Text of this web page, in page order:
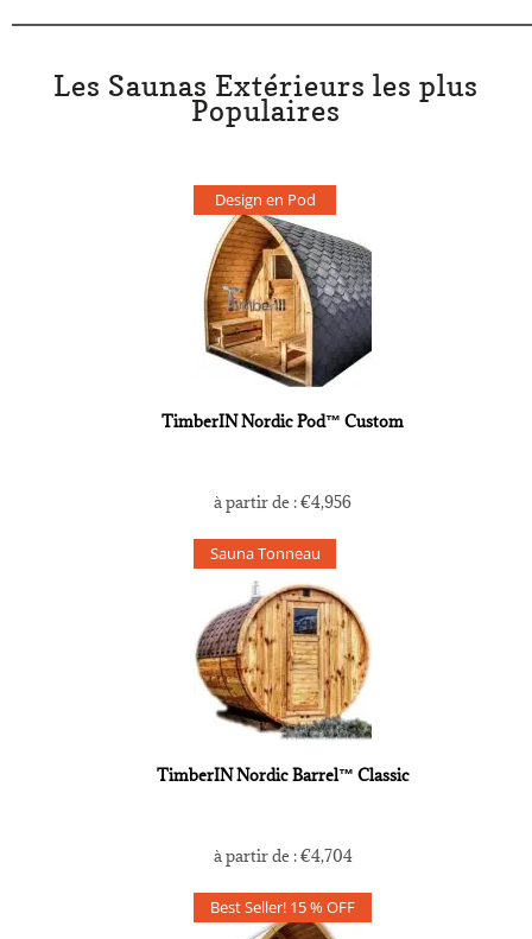
Les Saunas Extérieurs les plus
Populaires
Design en Pod
TimberIN Nordic Pod™ Custom
à partir de :€4,956
Sauna Tonneau
TimberIN Nordic Barrel™ Classic
à partir de :€4,704
Best Seller! 15 % OFF